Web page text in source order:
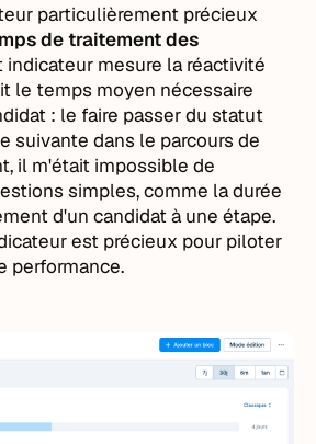
particulièrement précieux
de traitement des
indicateur mesure la réactivité
le temps moyen nécessaire
: le faire passer du statut
suivante dans le parcours de
il m'était impossible de
simples, comme la durée
d'un candidat à une étape.
est précieux pour piloter
performance.